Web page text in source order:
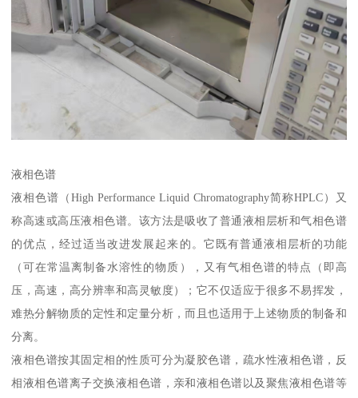
液相色谱
液相色谱（High Performance Liquid Chromatography简称HPLC）又
称高速或高压液相色谱。该方法是吸收了普通液相层析和气相色谱
的优点，经过适当改进发展起来的。它既有普通液相层析的功能
（可在常温离制备水溶性的物质），又有气相色谱的特点（即高
压，高速，高分辨率和高灵敏度）；它不仅适应于很多不易挥发，
难热分解物质的定性和定量分析，而且也适用于上述物质的制备和
分离。
液相色谱按其固定相的性质可分为凝胶色谱，疏水性液相色谱，反
相液相色谱离子交换液相色谱，亲和液相色谱以及聚焦液相色谱等